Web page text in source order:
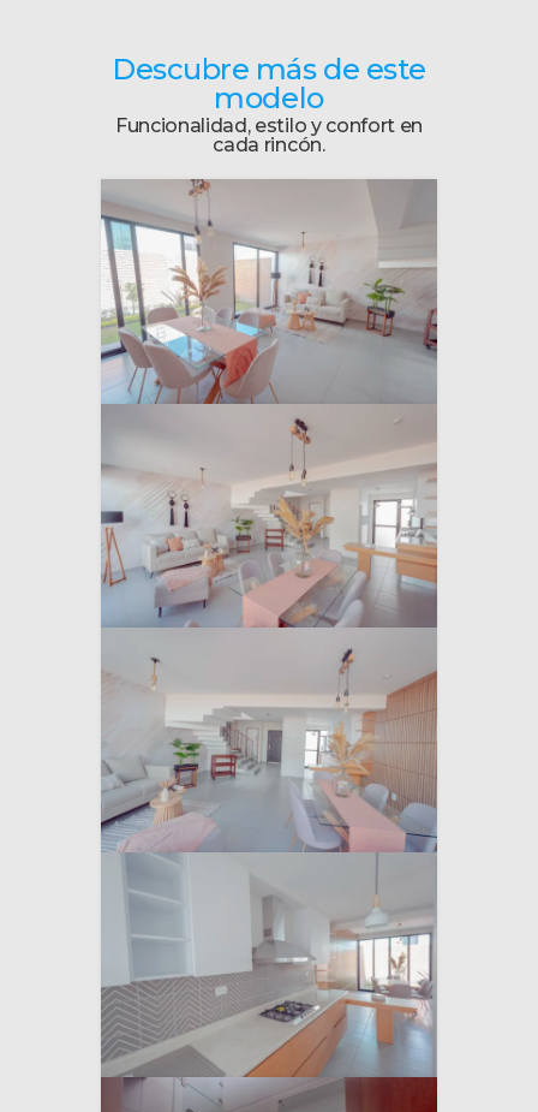
Descubre más de este
modelo
Funcionalidad, estilo y confort en
cada rincón.